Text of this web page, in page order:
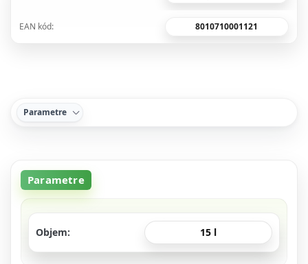
EAN kód: 8010710001121
Parametre
Parametre
Objem 15 l